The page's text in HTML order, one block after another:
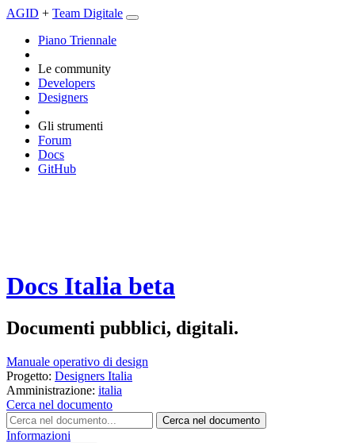
AGID + Team Digitale
Piano Triennale
Le community
Developers
Designers
Gli strumenti
Forum
Docs
GitHub
Docs Italia beta
Documenti pubblici, digitali.
Manuale operativo di design
Progetto: Designers Italia
Amministrazione: italia
Cerca nel documento
Cerca nel documento
Informazioni